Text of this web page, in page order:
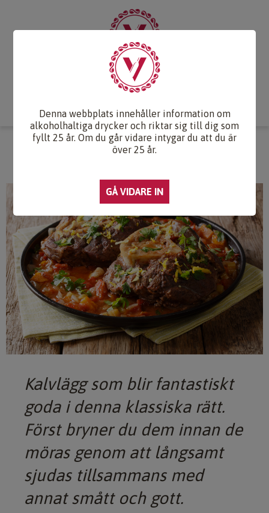
Druvlexikon
Webb-TV Om oss
OSSOBUCO
Kalvlägg som blir fantastiskt
goda i denna klassiska rätt.
Först bryner du dem innan de
möras genom att långsamt
sjudas tillsammans med
annat smått och gott.
Denna webbplats innehåller information om
alkoholhaltiga drycker och riktar sig till dig som
fyllt 25 år. Om du går vidare intygar du att du är
över 25 år.